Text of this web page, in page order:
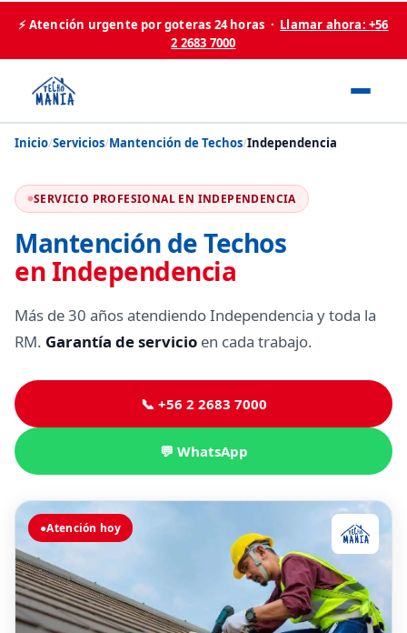
⚡ Atención urgente por goteras 24 horas · Llamar ahora: +56
2 2683 7000
Inicio/Servicios/Mantención de Techos/Independencia
SERVICIO PROFESIONAL EN INDEPENDENCIA
Mantención de Techos
en Independencia
Más de 30 años atendiendo Independencia y toda la
RM. Garantía de servicio en cada trabajo.
📞 +56 2 2683 7000
💬 WhatsApp
●Atención hoy